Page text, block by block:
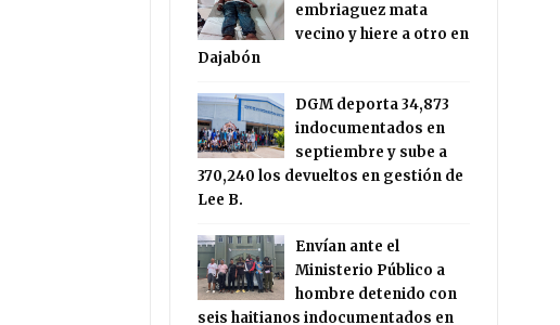
embriaguez mata
vecino y hiere a otro en
Dajabón
DGM deporta 34,873
indocumentados en
septiembre y sube a
370,240 los devueltos en gestión de
Lee B.
Envían ante el
Ministerio Público a
hombre detenido con
seis haitianos indocumentados en